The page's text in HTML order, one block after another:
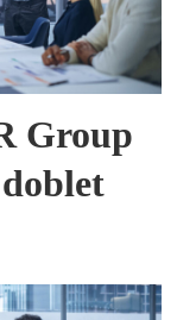
Group